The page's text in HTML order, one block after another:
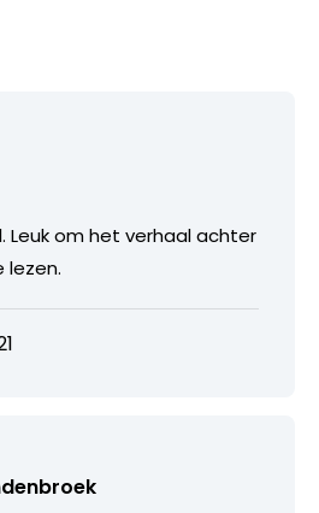
Leuk om het verhaal achter